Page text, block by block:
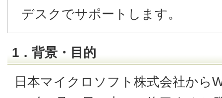
デスクでサポートします。
1．背景・目的
日本マイクロソフト株式会社から